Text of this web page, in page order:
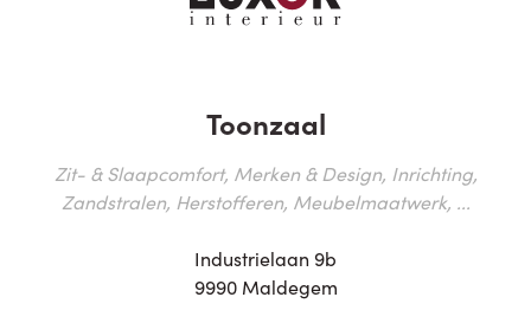
Toonzaal
Zit- & Slaapcomfort, Merken & Design, Inrichting,
Zandstralen, Herstofferen, Meubelmaatwerk, ...
Industrielaan 9b
9990 Maldegem